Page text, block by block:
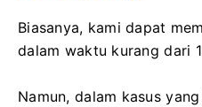
Biasanya, kami dapat
dalam waktu kurang dari
Namun, dalam kasus